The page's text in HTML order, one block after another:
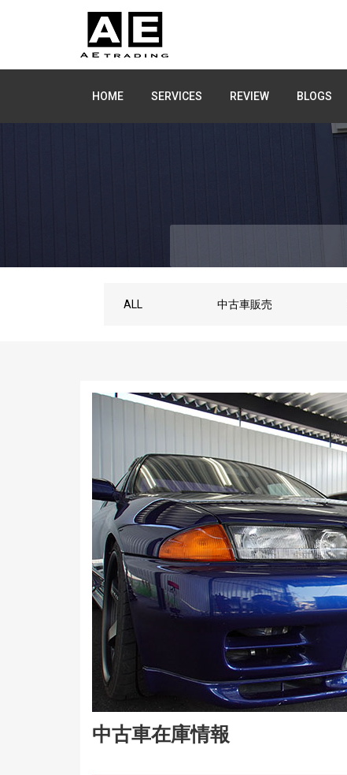
HOME SERVICES REVIEW BLOGS
ALL 中古車販売
中古車在庫情報